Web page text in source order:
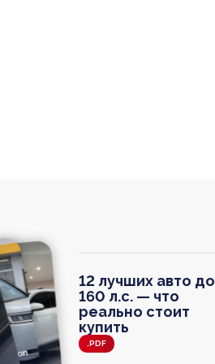
12 лучших авто до
160 л.с. — что
реально стоит
купить
.PDF